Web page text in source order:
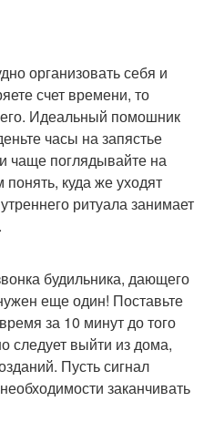
организовать себя и
счет времени, то
Идеальный помошник
часы на запястье
и чаще поглядывайте на
куда же уходят
ритуала занимает
будильника, дающего
еще один! Поставьте
за 10 минут до того
следует выйти из дома,
Пусть сигнал
заканчивать